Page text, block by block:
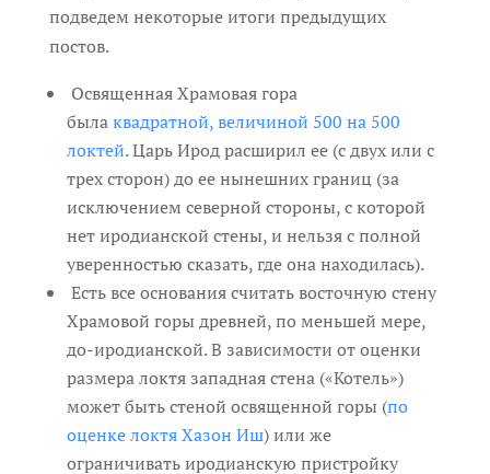
подведем некоторые итоги предыдущих
постов.
Освященная Храмовая гора
былаквадратной, величиной 500 на 500
локтей. Царь Ирод расширил ее (с двух или с
трех сторон) до ее нынешних границ (за
исключением северной стороны, с которой
нет иродианской стены, и нельзя с полной
уверенностью сказать, где она находилась).
Есть все основания считать восточную стену
Храмовой горы древней, по меньшей мере,
до-иродианской. В зависимости от оценки
размера локтя западная стена («Котель»)
может быть стеной освященной горы (по
оценке локтя Хазон Иш) или же
ограничивать иродианскую пристройку